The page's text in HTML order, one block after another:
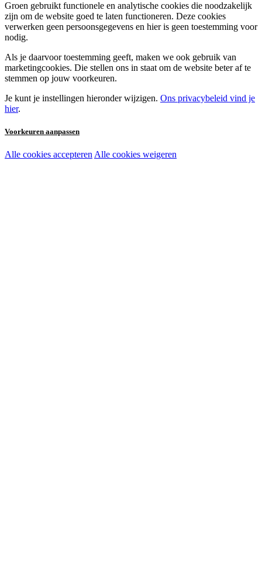
Groen gebruikt functionele en analytische cookies die noodzakelijk
zijn om de website goed te laten functioneren. Deze cookies
verwerken geen persoonsgegevens en hier is geen toestemming voor
nodig.
Als je daarvoor toestemming geeft, maken we ook gebruik van
marketingcookies. Die stellen ons in staat om de website beter af te
stemmen op jouw voorkeuren.
Je kunt je instellingen hieronder wijzigen. Ons privacybeleid vind je
hier.
Voorkeuren aanpassen
Noodzakelijke cookies:
Alle cookies accepteren Alle cookies weigeren